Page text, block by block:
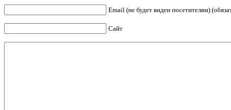
Email (не будет виден посетителям)
Сайт